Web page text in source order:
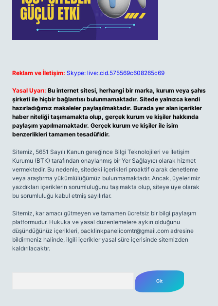
Reklam ve İletişim: Skype: live:.cid.575569c608265c69
Yasal Uyarı: Bu internet sitesi, herhangi bir marka, kurum veya şahıs
şirketi ile hiçbir bağlantısı bulunmamaktadır. Sitede yalnızca kendi
hazırladığımız makaleler paylaşılmaktadır. Burada yer alan içerikler
haber niteliği taşımamakta olup, gerçek kurum ve kişiler hakkında
paylaşım yapılmamaktadır. Gerçek kurum ve kişiler ile isim
benzerlikleri tamamen tesadüfidir.
Sitemiz, 5651 Sayılı Kanun gereğince Bilgi Teknolojileri ve İletişim
Kurumu (BTK) tarafından onaylanmış bir Yer Sağlayıcı olarak hizmet
vermektedir. Bu nedenle, sitedeki içerikleri proaktif olarak denetleme
veya araştırma yükümlülüğümüz bulunmamaktadır. Ancak, üyelerimiz
yazdıkları içeriklerin sorumluluğunu taşımakta olup, siteye üye olarak
bu sorumluluğu kabul etmiş sayılırlar.
Sitemiz, kar amacı gütmeyen ve tamamen ücretsiz bir bilgi paylaşım
platformudur. Hukuka ve yasal düzenlemelere aykırı olduğunu
düşündüğünüz içerikleri, backlinkpanelicomtr@gmail.com adresine
bildirmeniz halinde, ilgili içerikler yasal süre içerisinde sitemizden
kaldırılacaktır.